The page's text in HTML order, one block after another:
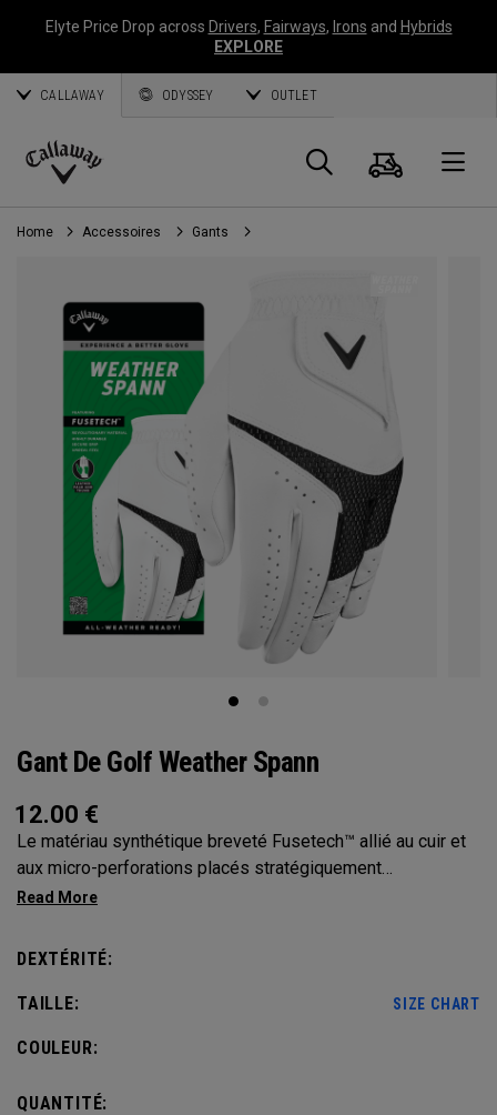
Elyte Price Drop across Drivers, Fairways, Irons and Hybrids
EXPLORE
CALLAWAY ODYSSEY OUTLET
Callaway
Golf
Panier
Home Accessoires Gants
Gant De Golf Weather Spann
12.00 €
Le matériau synthétique breveté Fusetech™ allié au cuir et
aux micro-perforations placés stratégiquement
garantissent confort, toucher et ajustement dans un gant
DEXTÉRITÉ:
TAILLE: SIZE CHART
COULEUR:
QUANTITÉ: